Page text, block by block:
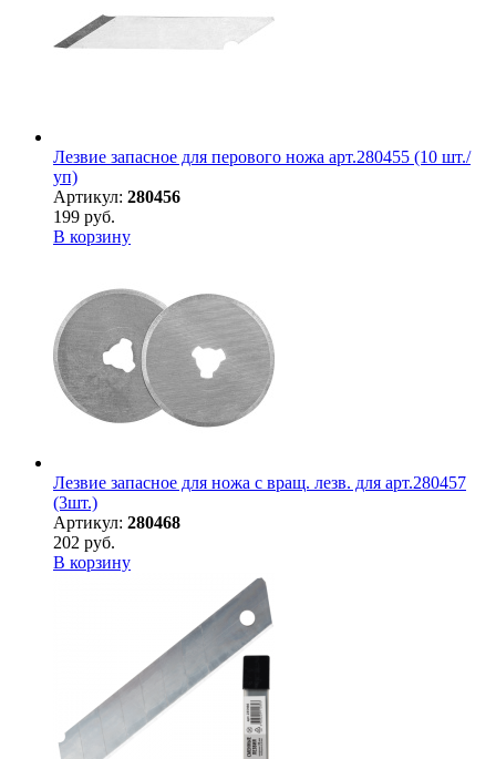
Лезвие запасное для перового ножа арт.280455 (10 шт./
уп)
Артикул: 280456
199 руб.
В корзину
Лезвие запасное для ножа с вращ. лезв. для арт.280457
(3шт.)
Артикул: 280468
202 руб.
В корзину